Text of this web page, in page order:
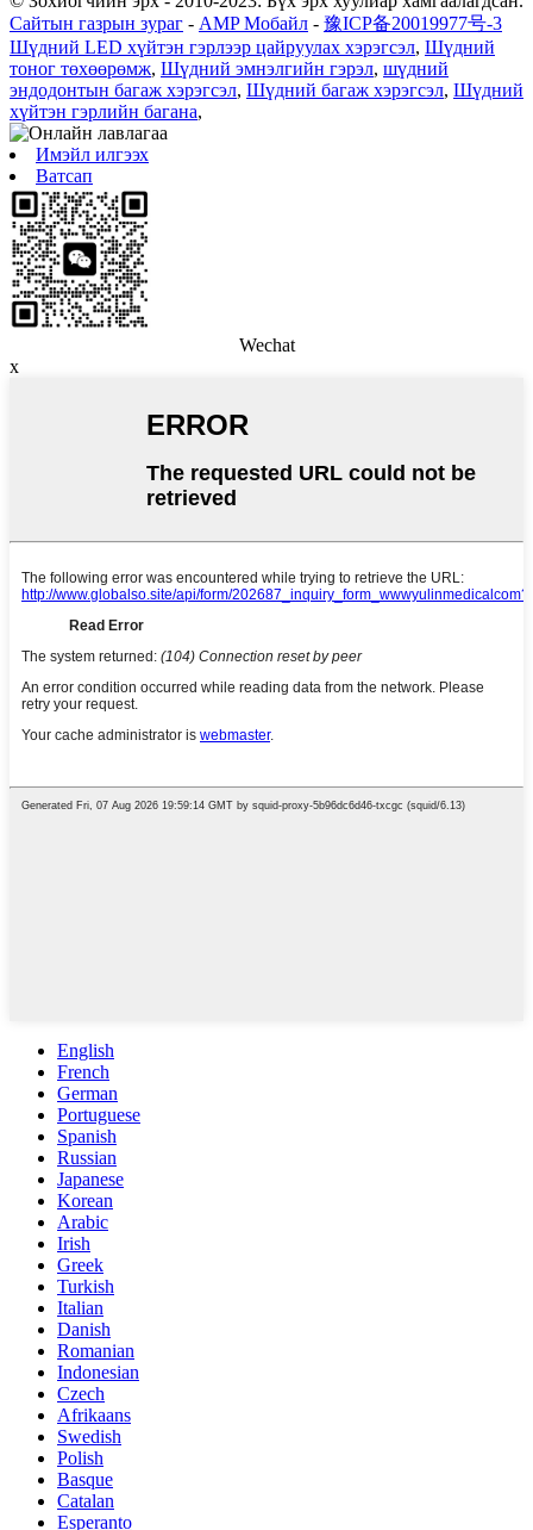
Сайтын газрын зураг - AMP Мобайл - 豫ICP备20019977号-3
Шүдний LED хүйтэн гэрлээр цайруулах хэрэгсэл, Шүдний
тоног төхөөрөмж, Шүдний эмнэлгийн гэрэл, шүдний
эндодонтын багаж хэрэгсэл, Шүдний багаж хэрэгсэл, Шүдний
хүйтэн гэрлийн багана,
Имэйл илгээх
Ватсап
Wechat
x
English
French
German
Portuguese
Spanish
Russian
Japanese
Korean
Arabic
Irish
Greek
Turkish
Italian
Danish
Romanian
Indonesian
Czech
Afrikaans
Swedish
Polish
Basque
Catalan
Esperanto